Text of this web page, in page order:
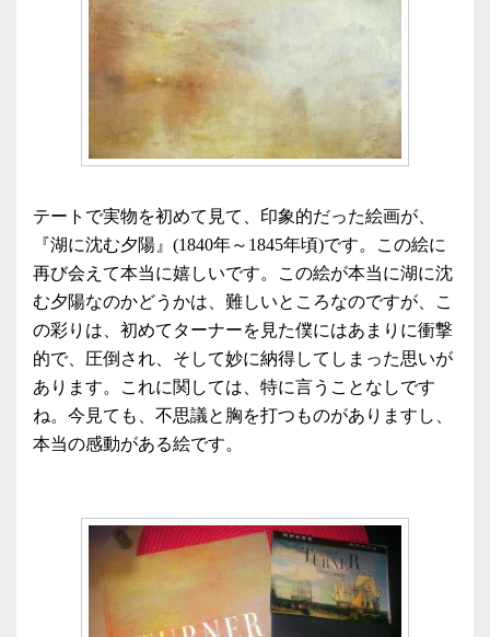
テートで実物を初めて見て、印象的だった絵画が、
『湖に沈む夕陽』(1840年～1845年頃)です。この絵に
再び会えて本当に嬉しいです。この絵が本当に湖に沈
む夕陽なのかどうかは、難しいところなのですが、こ
の彩りは、初めてターナーを見た僕にはあまりに衝撃
的で、圧倒され、そして妙に納得してしまった思いが
あります。これに関しては、特に言うことなしです
ね。今見ても、不思議と胸を打つものがありますし、
本当の感動がある絵です。